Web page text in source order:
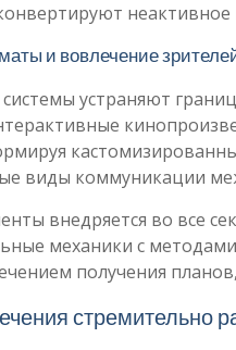
неактивное
и вовлечение
устраняют
виды коммуникации
внедряется во все
механики с
получения
стремительно